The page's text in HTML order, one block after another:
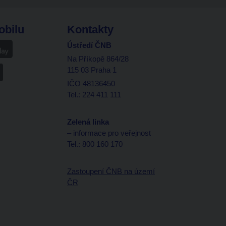
Kontakty
Ústředí ČNB
Na Příkopě 864/28
115 03 Praha 1
IČO 48136450
Tel.: 224 411 111
Zelená linka
– informace pro veřejnost
Tel.: 800 160 170
Zastoupení ČNB na území
ČR